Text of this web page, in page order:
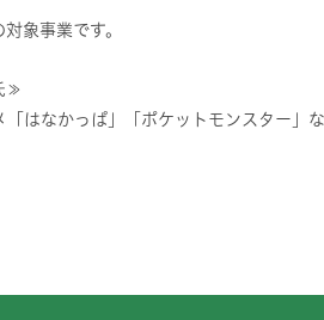
象事業です。
≫
はなかっぱ」「ポケットモンスター」